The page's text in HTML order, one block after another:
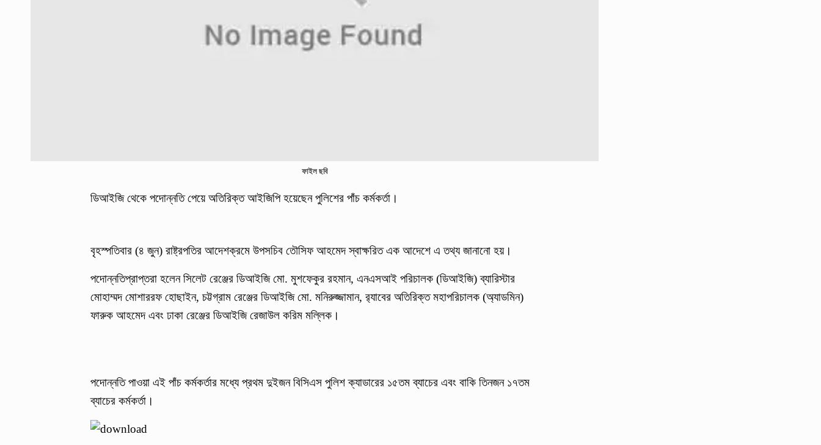
ফাইল ছবি
ডিআইজি থেকে পদোন্নতি পেয়ে অতিরিক্ত আইজিপি হয়েছেন পুলিশের পাঁচ কর্মকর্তা।
বৃহস্পতিবার (৪ জুন) রাষ্ট্রপতির আদেশক্রমে উপসচিব তৌসিফ আহমেদ স্বাক্ষরিত এক আদেশে এ তথ্য জানানো হয়।
পদোন্নতিপ্রাপ্তরা হলেন সিলেট রেঞ্জের ডিআইজি মো. মুশফেকুর রহমান, এনএসআই পরিচালক (ডিআইজি) ব্যারিস্টার
মোহাম্মদ মোশাররফ হোছাইন, চট্টগ্রাম রেঞ্জের ডিআইজি মো. মনিরুজ্জামান, র‌্যাবের অতিরিক্ত মহাপরিচালক (অ্যাডমিন)
ফারুক আহমেদ এবং ঢাকা রেঞ্জের ডিআইজি রেজাউল করিম মল্লিক।
পদোন্নতি পাওয়া এই পাঁচ কর্মকর্তার মধ্যে প্রথম দুইজন বিসিএস পুলিশ ক্যাডারের ১৫তম ব্যাচের এবং বাকি তিনজন ১৭তম
ব্যাচের কর্মকর্তা।